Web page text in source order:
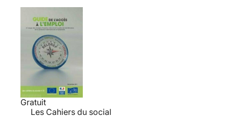
Gratuit
Les Cahiers du social